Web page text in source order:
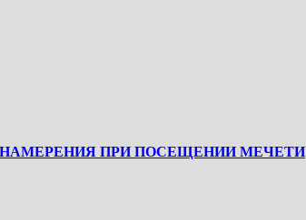
ПРИ ПОСЕЩЕНИИ МЕЧЕТИ